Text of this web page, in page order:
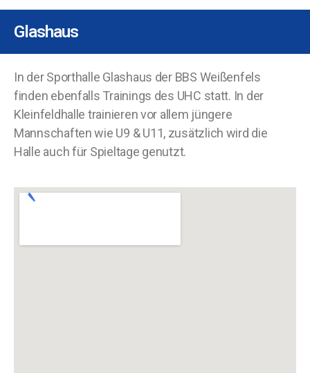
Glashaus
In der Sporthalle Glashaus der BBS Weißenfels
finden ebenfalls Trainings des UHC statt. In der
Kleinfeldhalle trainieren vor allem jüngere
Mannschaften wie U9 & U11, zusätzlich wird die
Halle auch für Spieltage genutzt.